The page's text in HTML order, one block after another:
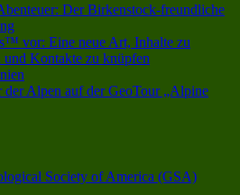
Der Birkenstock-freundliche
vor: Eine neue Art, Inhalte zu
und Kontakte zu knüpfen
der Alpen auf der GeoTour „Alpine
Society of America (GSA)